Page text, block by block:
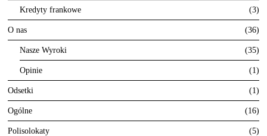
Kredyty frankowe 3
O nas 36
Nasze Wyroki 35
Opinie 1
Odsetki 1
Ogólne 16
Polisolokaty 5